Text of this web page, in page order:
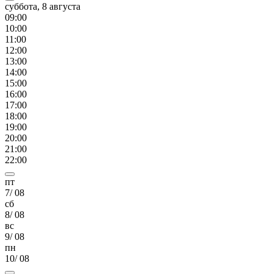
суббота, 8 августа
09:00
10:00
11 :00
12:00
13:00
14:00
15:00
16:00
17:00
18:00
19:00
20:00
21 :00
22:00
пт
7/08
сб
8/08
вс
9/08
пн
10/08